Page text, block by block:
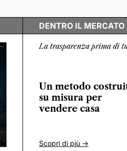
DENTRO IL
La trasparenza prima di
Un metodo
su misura per
vendere casa
Scopri di più ->